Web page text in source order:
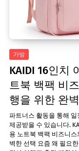
가방
KAIDI 16인치
트북 백팩 비
행을 위한 완
파트너스 활동을 통해
제공받을 수 있습니다.
용 노트북 백팩 비즈니
벽한 선택 요즘 왜 필요